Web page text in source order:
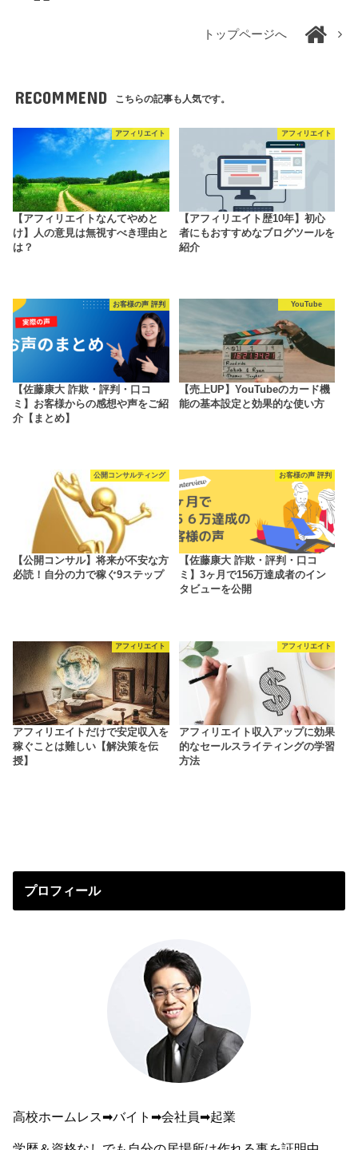
トップページへ
RECOMMEND こちらの記事も人気です。
アフィリエイト
【アフィリエイトなんてやめと
け】人の意見は無視すべき理由と
は？
アフィリエイト
【アフィリエイト歴10年】初心
者にもおすすめなブログツールを
紹介
お客様の声 評判
【佐藤康大 詐欺・評判・口コ
ミ】お客様からの感想や声をご紹
介【まとめ】
YouTube
【売上UP】YouTubeのカード機
能の基本設定と効果的な使い方
公開コンサルティング
【公開コンサル】将来が不安な方
必読！自分の力で稼ぐ9ステップ
お客様の声 評判
【佐藤康大 詐欺・評判・口コ
ミ】3ヶ月で156万達成者のイン
タビューを公開
アフィリエイト
アフィリエイトだけで安定収入を
稼ぐことは難しい【解決策を伝
授】
アフィリエイト
アフィリエイト収入アップに効果
的なセールスライティングの学習
方法
プロフィール
高校ホームレス➡︎バイト➡︎会社員➡︎起業